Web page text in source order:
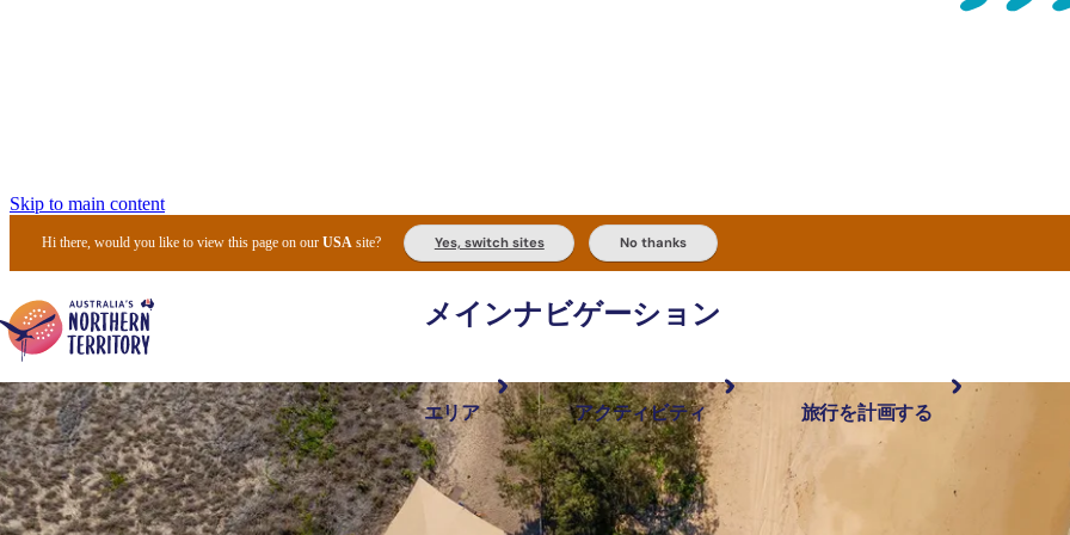
Skip to main content
Hi there, would you like to view this page on ourUSA site? Yes, switch sites No thanks
メインナビゲーション
エリア
最も人気が高い場所 アウトバックとアウトドア
アクティビティ
体験 旅行タイプ 現地でしたいこと
旅行を計画する
計画と予約 実用的な情報
検索: